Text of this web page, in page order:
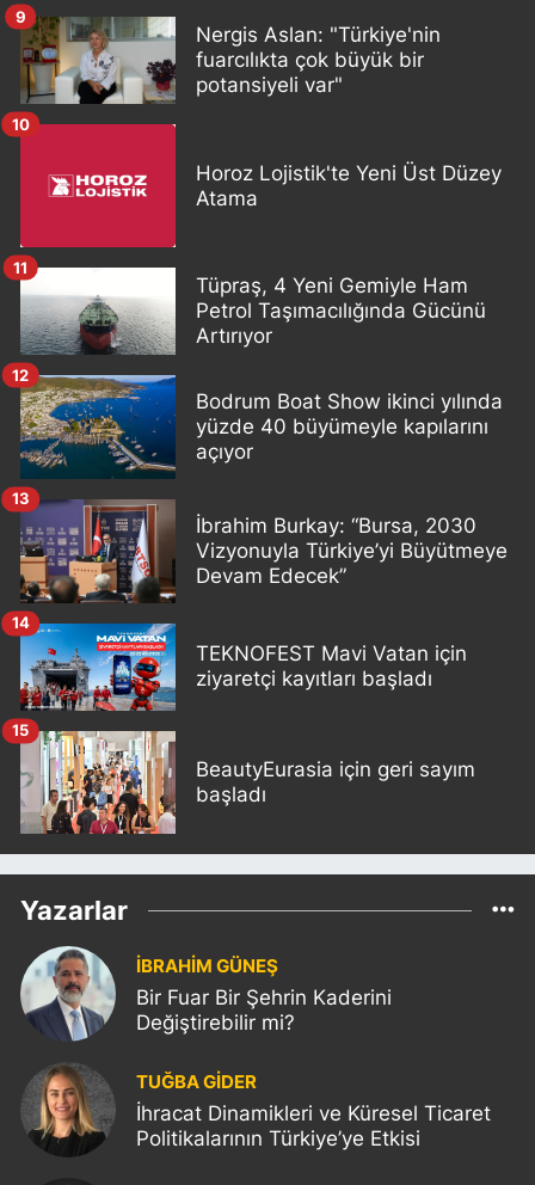
Nergis Aslan: "Türkiye'nin
fuarcılıkta çok büyük bir
potansiyeli var"
9
Horoz Lojistik'te Yeni Üst Düzey
Atama
10
Tüpraş, 4 Yeni Gemiyle Ham
Petrol Taşımacılığında Gücünü
Artırıyor
11
Bodrum Boat Show ikinci yılında
yüzde 40 büyümeyle kapılarını
açıyor
12
İbrahim Burkay: “Bursa, 2030
Vizyonuyla Türkiye’yi Büyütmeye
Devam Edecek”
13
TEKNOFEST Mavi Vatan için
ziyaretçi kayıtları başladı
14
BeautyEurasia için geri sayım
başladı
15
Yazarlar
İBRAHİM GÜNEŞ
Bir Fuar Bir Şehrin Kaderini
Değiştirebilir mi?
TUĞBA GİDER
İhracat Dinamikleri ve Küresel Ticaret
Politikalarının Türkiye’ye Etkisi